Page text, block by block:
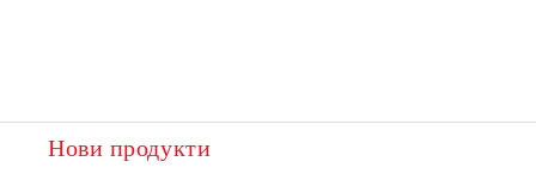
Нови продукти